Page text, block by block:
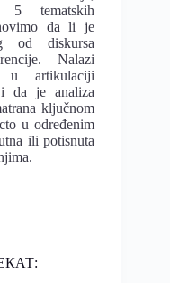
5 tematskih
da li je
od diskursa
Nalazi
u artikulaciji
i da je analiza
ključnom
u određenim
ili potisnuta